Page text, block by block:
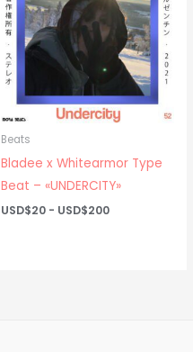
Beats
Bladee x Whitearmor Type
Beat – «UNDERCITY»
USD$20 - USD$200Rango